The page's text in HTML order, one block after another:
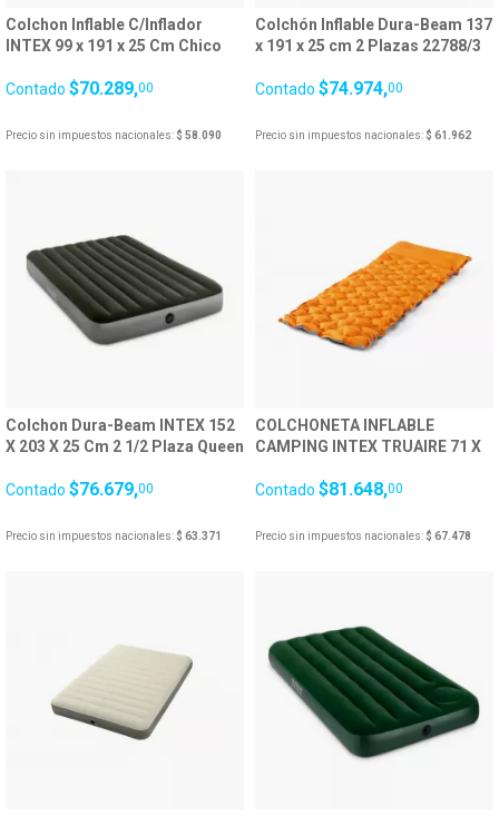
Colchon Inflable C/Inflador
INTEX 99 x 191 x 25 Cm Chico
Contado $70.289,00
Precio sin impuestos nacionales: $ 58.090
Colchón Inflable Dura-Beam 137
x 191 x 25 cm 2 Plazas 22788/3
Contado $74.974,00
Precio sin impuestos nacionales: $ 61.962
Colchon Dura-Beam INTEX 152
X 203 X 25 Cm 2 1/2 Plaza Queen
Contado $76.679,00
Precio sin impuestos nacionales: $ 63.371
COLCHONETA INFLABLE
CAMPING INTEX TRUAIRE 71 X
Contado $81.648,00
Precio sin impuestos nacionales: $ 67.478